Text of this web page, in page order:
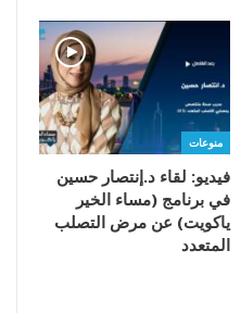
منوعات
فيديو: لقاء د.إنتصار حسين
في برنامج (مساء الخير
ياكويت) عن مرض التصلب
المتعدد